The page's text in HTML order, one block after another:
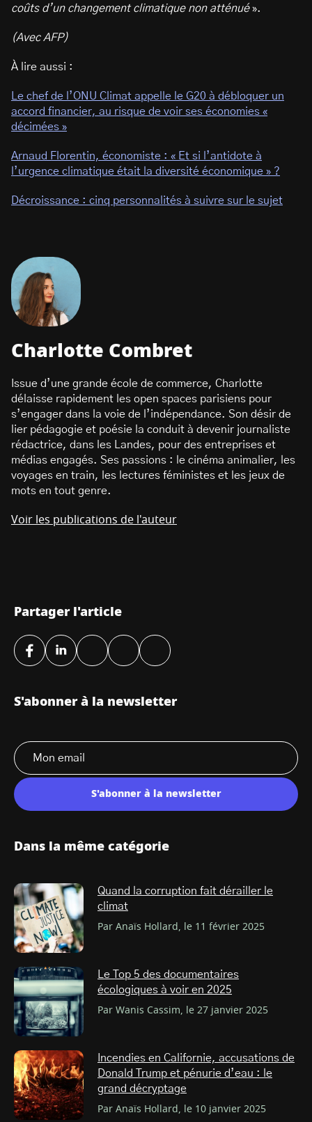
coûts d’un changement climatique non atténué».
(Avec AFP)
À lire aussi :
Le chef de l’ONU Climat appelle le G20 à débloquer un
accord financier, au risque de voir ses économies «
décimées »
Arnaud Florentin, économiste : « Et si l’antidote à
l’urgence climatique était la diversité économique » ?
Décroissance : cinq personnalités à suivre sur le sujet
Charlotte Combret
Issue d’une grande école de commerce, Charlotte
délaisse rapidement les open spaces parisiens pour
s’engager dans la voie de l’indépendance. Son désir de
lier pédagogie et poésie la conduit à devenir journaliste
rédactrice, dans les Landes, pour des entreprises et
médias engagés. Ses passions : le cinéma animalier, les
voyages en train, les lectures féministes et les jeux de
mots en tout genre.
Voir les publications de l'auteur
Partager l'article
S'abonner à la newsletter
S'abonner à la newsletter
Dans la même catégorie
Quand la corruption fait dérailler le
climat
Par Anaïs Hollard, le 11 février 2025
Le Top 5 des documentaires
écologiques à voir en 2025
Par Wanis Cassim, le 27 janvier 2025
Incendies en Californie, accusations de
Donald Trump et pénurie d’eau : le
grand décryptage
Par Anaïs Hollard, le 10 janvier 2025